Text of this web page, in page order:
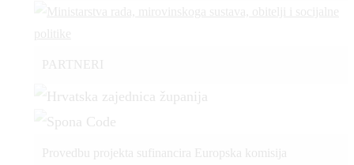
PARTNERI
Provedbu projekta sufinancira Europska komisija